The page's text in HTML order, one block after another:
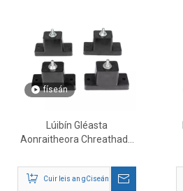
físeán
Lúibín Gléasta
Aonraitheora Chreathadh
oiriúntóir Aeir Scoilte
Cuir leis an gCiseán